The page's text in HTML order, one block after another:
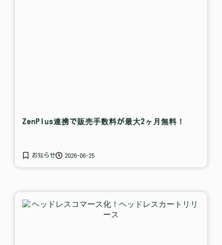
ZenPlus連携で販売手数料が最大2ヶ月無料！
お知らせ 2026-06-25